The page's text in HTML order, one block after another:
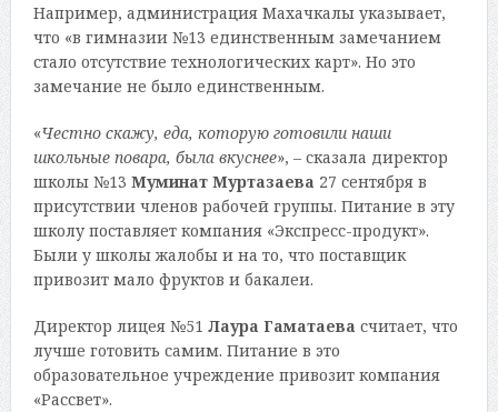
Например, администрация Махачкалы указывает,
что «в гимназии №13 единственным замечанием
стало отсутствие технологических карт». Но это
замечание не было единственным.
«Честно скажу, еда, которую готовили наши
школьные повара, была вкуснее», – сказала директор
школы №13 Муминат Муртазаева 27 сентября в
присутствии членов рабочей группы. Питание в эту
школу поставляет компания «Экспресс-продукт».
Были у школы жалобы и на то, что поставщик
привозит мало фруктов и бакалеи.
Директор лицея №51 Лаура Гаматаева считает, что
лучше готовить самим. Питание в это
образовательное учреждение привозит компания
«Рассвет».